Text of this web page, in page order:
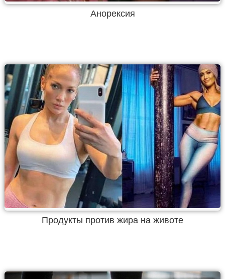
Анорексия
Продукты против жира на животе